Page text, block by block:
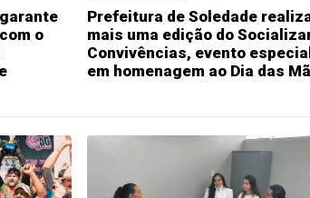
o
Prefeitura de Soledade
mais uma edição do
Convivências, evento
em homenagem ao Dia das